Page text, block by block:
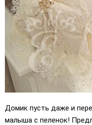
Домик пусть даже и
малыша с пеленок!